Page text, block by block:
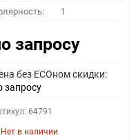
1
запросу
без ECOном скидки:
запросу
64791
Нет в наличии